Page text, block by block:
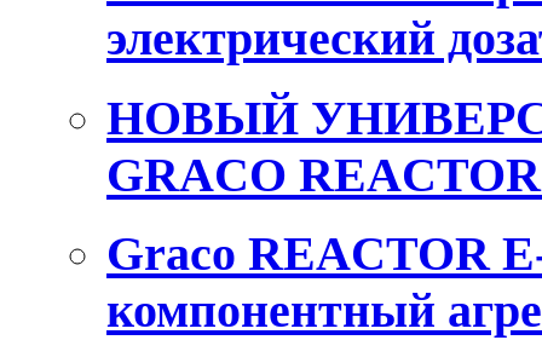
электрический
НОВЫЙ
GRACO
Graco REACTOR
компонентный